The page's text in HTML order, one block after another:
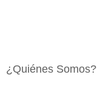
¿Quiénes Somos?